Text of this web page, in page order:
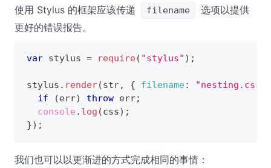
使用 Stylus 的框架应该传递
filename
选项以提供
更好的错误报告。
var stylus = require( "stylus" ) ;
stylus . render(str, { filename:
"nesting.css"
if
(err) throw err;
console . log (css) ;
}) ;
我们也可以以更渐进的方式完成相同的事情：